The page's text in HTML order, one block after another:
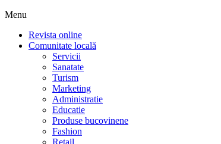
Menu
Revista online
Comunitate locală
Servicii
Sanatate
Turism
Marketing
Administratie
Educatie
Produse bucovinene
Fashion
Retail